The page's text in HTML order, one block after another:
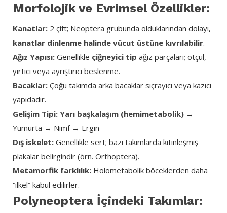
Morfolojik ve Evrimsel Özellikler:
Kanatlar: 2 çift; Neoptera grubunda olduklarından dolayı,
kanatlar dinlenme halinde vücut üstüne kıvrılabilir.
Ağız Yapısı: Genellikle çiğneyici tip ağız parçaları; otçul,
yırtıcı veya ayrıştırıcı beslenme.
Bacaklar: Çoğu takımda arka bacaklar sıçrayıcı veya kazıcı
yapıdadır.
Gelişim Tipi: Yarı başkalaşım (hemimetabolik) →
Yumurta → Nimf → Ergin
Dış iskelet: Genellikle sert; bazı takımlarda kitinleşmiş
plakalar belirgindir (örn. Orthoptera).
Metamorfik farklılık: Holometabolik böceklerden daha
“ilkel” kabul edilirler.
Polyneoptera İçindeki Takımlar: